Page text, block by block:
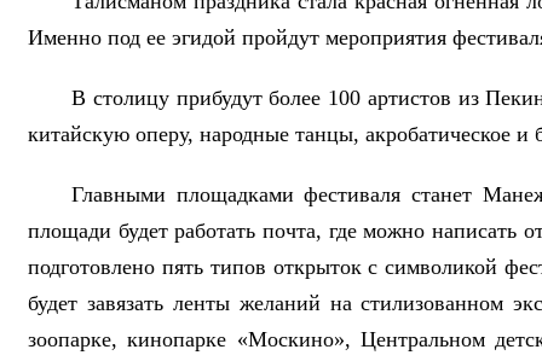
Именно под ее эгидой пройдут мероприятия
В столицу прибудут более 100 артистов из
китайскую оперу, народные танцы, акробатическое и
Главными площадками фестиваля станет
площади будет работать почта, где можно
подготовлено пять типов открыток с символикой
будет завязать ленты желаний на
зоопарке, кинопарке «Москино», Центральном